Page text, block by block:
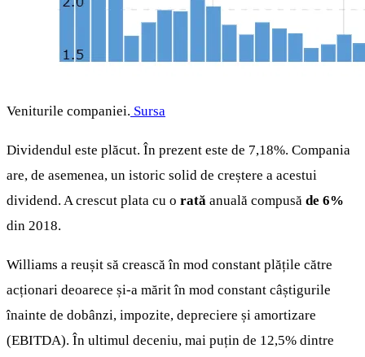
Veniturile companiei. Sursa
Dividendul este plăcut. În prezent este de 7,18%. Compania
are, de asemenea, un istoric solid de creștere a acestui
dividend. A crescut plata cu o rată anuală compusă de 6%
din 2018.
Williams a reușit să crească în mod constant plățile către
acționari deoarece și-a mărit în mod constant câștigurile
înainte de dobânzi, impozite, depreciere și amortizare
(EBITDA). În ultimul deceniu, mai puțin de 12,5% dintre